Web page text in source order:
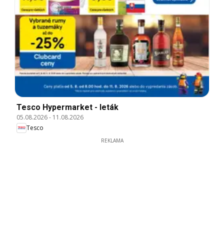
Tesco Hypermarket - leták
05.08.2026- 11.08.2026
Tesco
REKLAMA